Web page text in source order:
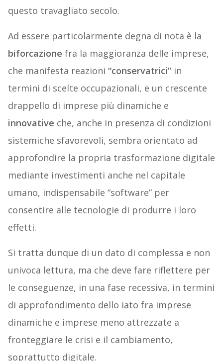
questo travagliato secolo.
Ad essere particolarmente degna di nota è la
biforcazione fra la maggioranza delle imprese,
che manifesta reazioni “conservatrici”in
termini di scelte occupazionali, e un crescente
drappello di imprese più dinamiche e
innovative che, anche in presenza di condizioni
sistemiche sfavorevoli, sembra orientato ad
approfondire la propria trasformazione digitale
mediante investimenti anche nel capitale
umano, indispensabile “software” per
consentire alle tecnologie di produrre i loro
effetti.
Si tratta dunque di un dato di complessa e non
univoca lettura, ma che deve fare riflettere per
le conseguenze, in una fase recessiva, in termini
di approfondimento dello iato fra imprese
dinamiche e imprese meno attrezzate a
fronteggiare le crisi e il cambiamento,
soprattutto digitale.